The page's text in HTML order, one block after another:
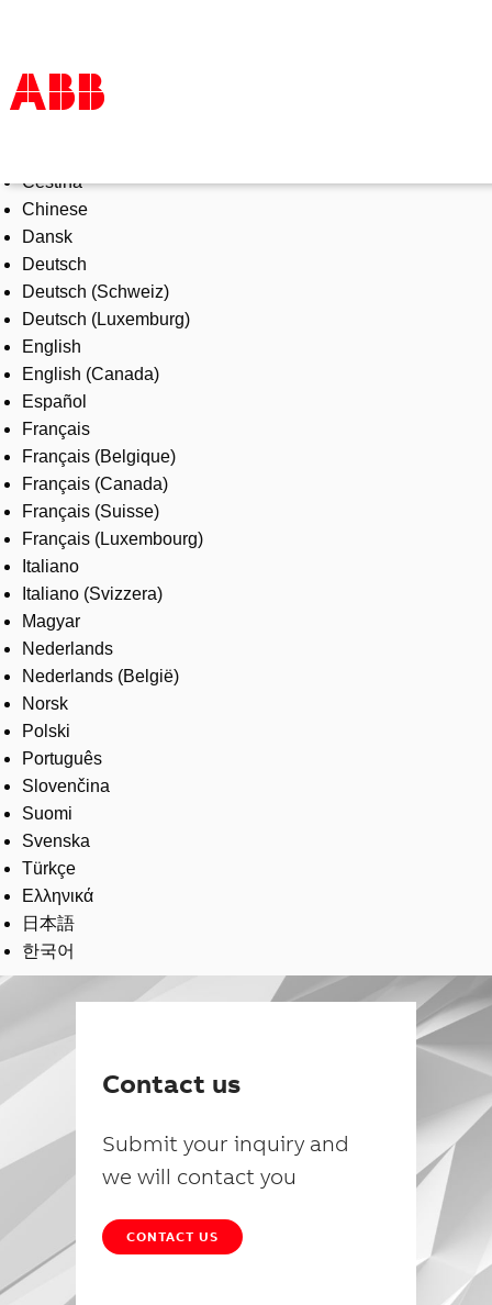
Products & Solutions
Industries
Services
About us
Where to buy
Contact us
Careers
Čeština
Chinese
Dansk
Deutsch
Deutsch (Schweiz)
Deutsch (Luxemburg)
English
English (Canada)
Español
Français
Français (Belgique)
Français (Canada)
Français (Suisse)
Français (Luxembourg)
Italiano
Italiano (Svizzera)
Magyar
Nederlands
Nederlands (België)
Norsk
Polski
Português
Slovenčina
Suomi
Svenska
Türkçe
Ελληνικά
日本語
한국어
Contact us
Submit your inquiry and
we will contact you
CONTACT US